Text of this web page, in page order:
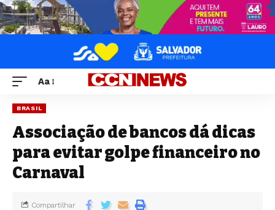
Aa
BRASIL
Associação de bancos dá dicas
para evitar golpe financeiro no
Carnaval
Compartilhar